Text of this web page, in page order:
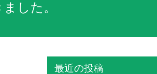
した。
最近の投稿